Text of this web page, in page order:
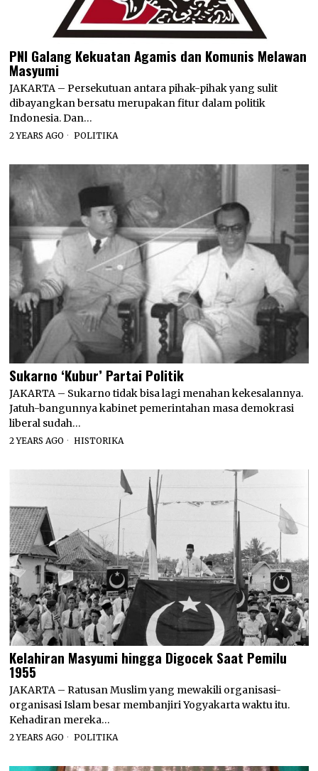
PNI Galang Kekuatan Agamis dan Komunis Melawan
Masyumi
JAKARTA – Persekutuan antara pihak-pihak yang sulit
dibayangkan bersatu merupakan fitur dalam politik
Indonesia. Dan…
2 YEARS AGO POLITIKA
Sukarno ‘Kubur’ Partai Politik
JAKARTA – Sukarno tidak bisa lagi menahan kekesalannya.
Jatuh-bangunnya kabinet pemerintahan masa demokrasi
liberal sudah…
2 YEARS AGO HISTORIKA
Kelahiran Masyumi hingga Digocek Saat Pemilu
1955
JAKARTA ­– Ratusan Muslim yang mewakili organisasi-
organisasi Islam besar membanjiri Yogyakarta waktu itu.
Kehadiran mereka…
2 YEARS AGO POLITIKA